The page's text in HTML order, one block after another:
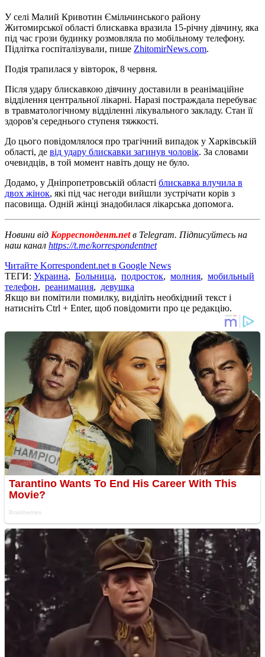
У селі Малий Кривотин Ємільчинського району
Житомирської області блискавка вразила 15-річну дівчину, яка
під час грози будинку розмовляла по мобільному телефону.
Підлітка госпіталізували, пише ZhitomirNews.com.
Подія трапилася у вівторок, 8 червня.
Після удару блискавкою дівчину доставили в реанімаційне
відділення центральної лікарні. Наразі постраждала перебуває
в травматологічному відділенні лікувального закладу. Стан її
здоров'я середнього ступеня тяжкості.
До цього повідомлялося про трагічний випадок у Харківській
області, де від удару блискавки загинув чоловік. За словами
очевидців, в той момент навіть дощу не було.
Додамо, у Дніпропетровській області блискавка влучила в
двох жінок, які під час негоди вийшли зустрічати корів з
пасовища. Одній жінці знадобилася лікарська допомога.
Новини від Корреспондент.netв Telegram. Підписуйтесь на
наш канал https://t.me/korrespondentnet
Читайте Korrespondent.net в Google News
ТЕГИ: Украина, Больница, подросток, молния, мобильный
телефон, реанимация, девушка
Якщо ви помітили помилку, виділіть необхідний текст і
натисніть Ctrl + Enter, щоб повідомити про це редакцію.